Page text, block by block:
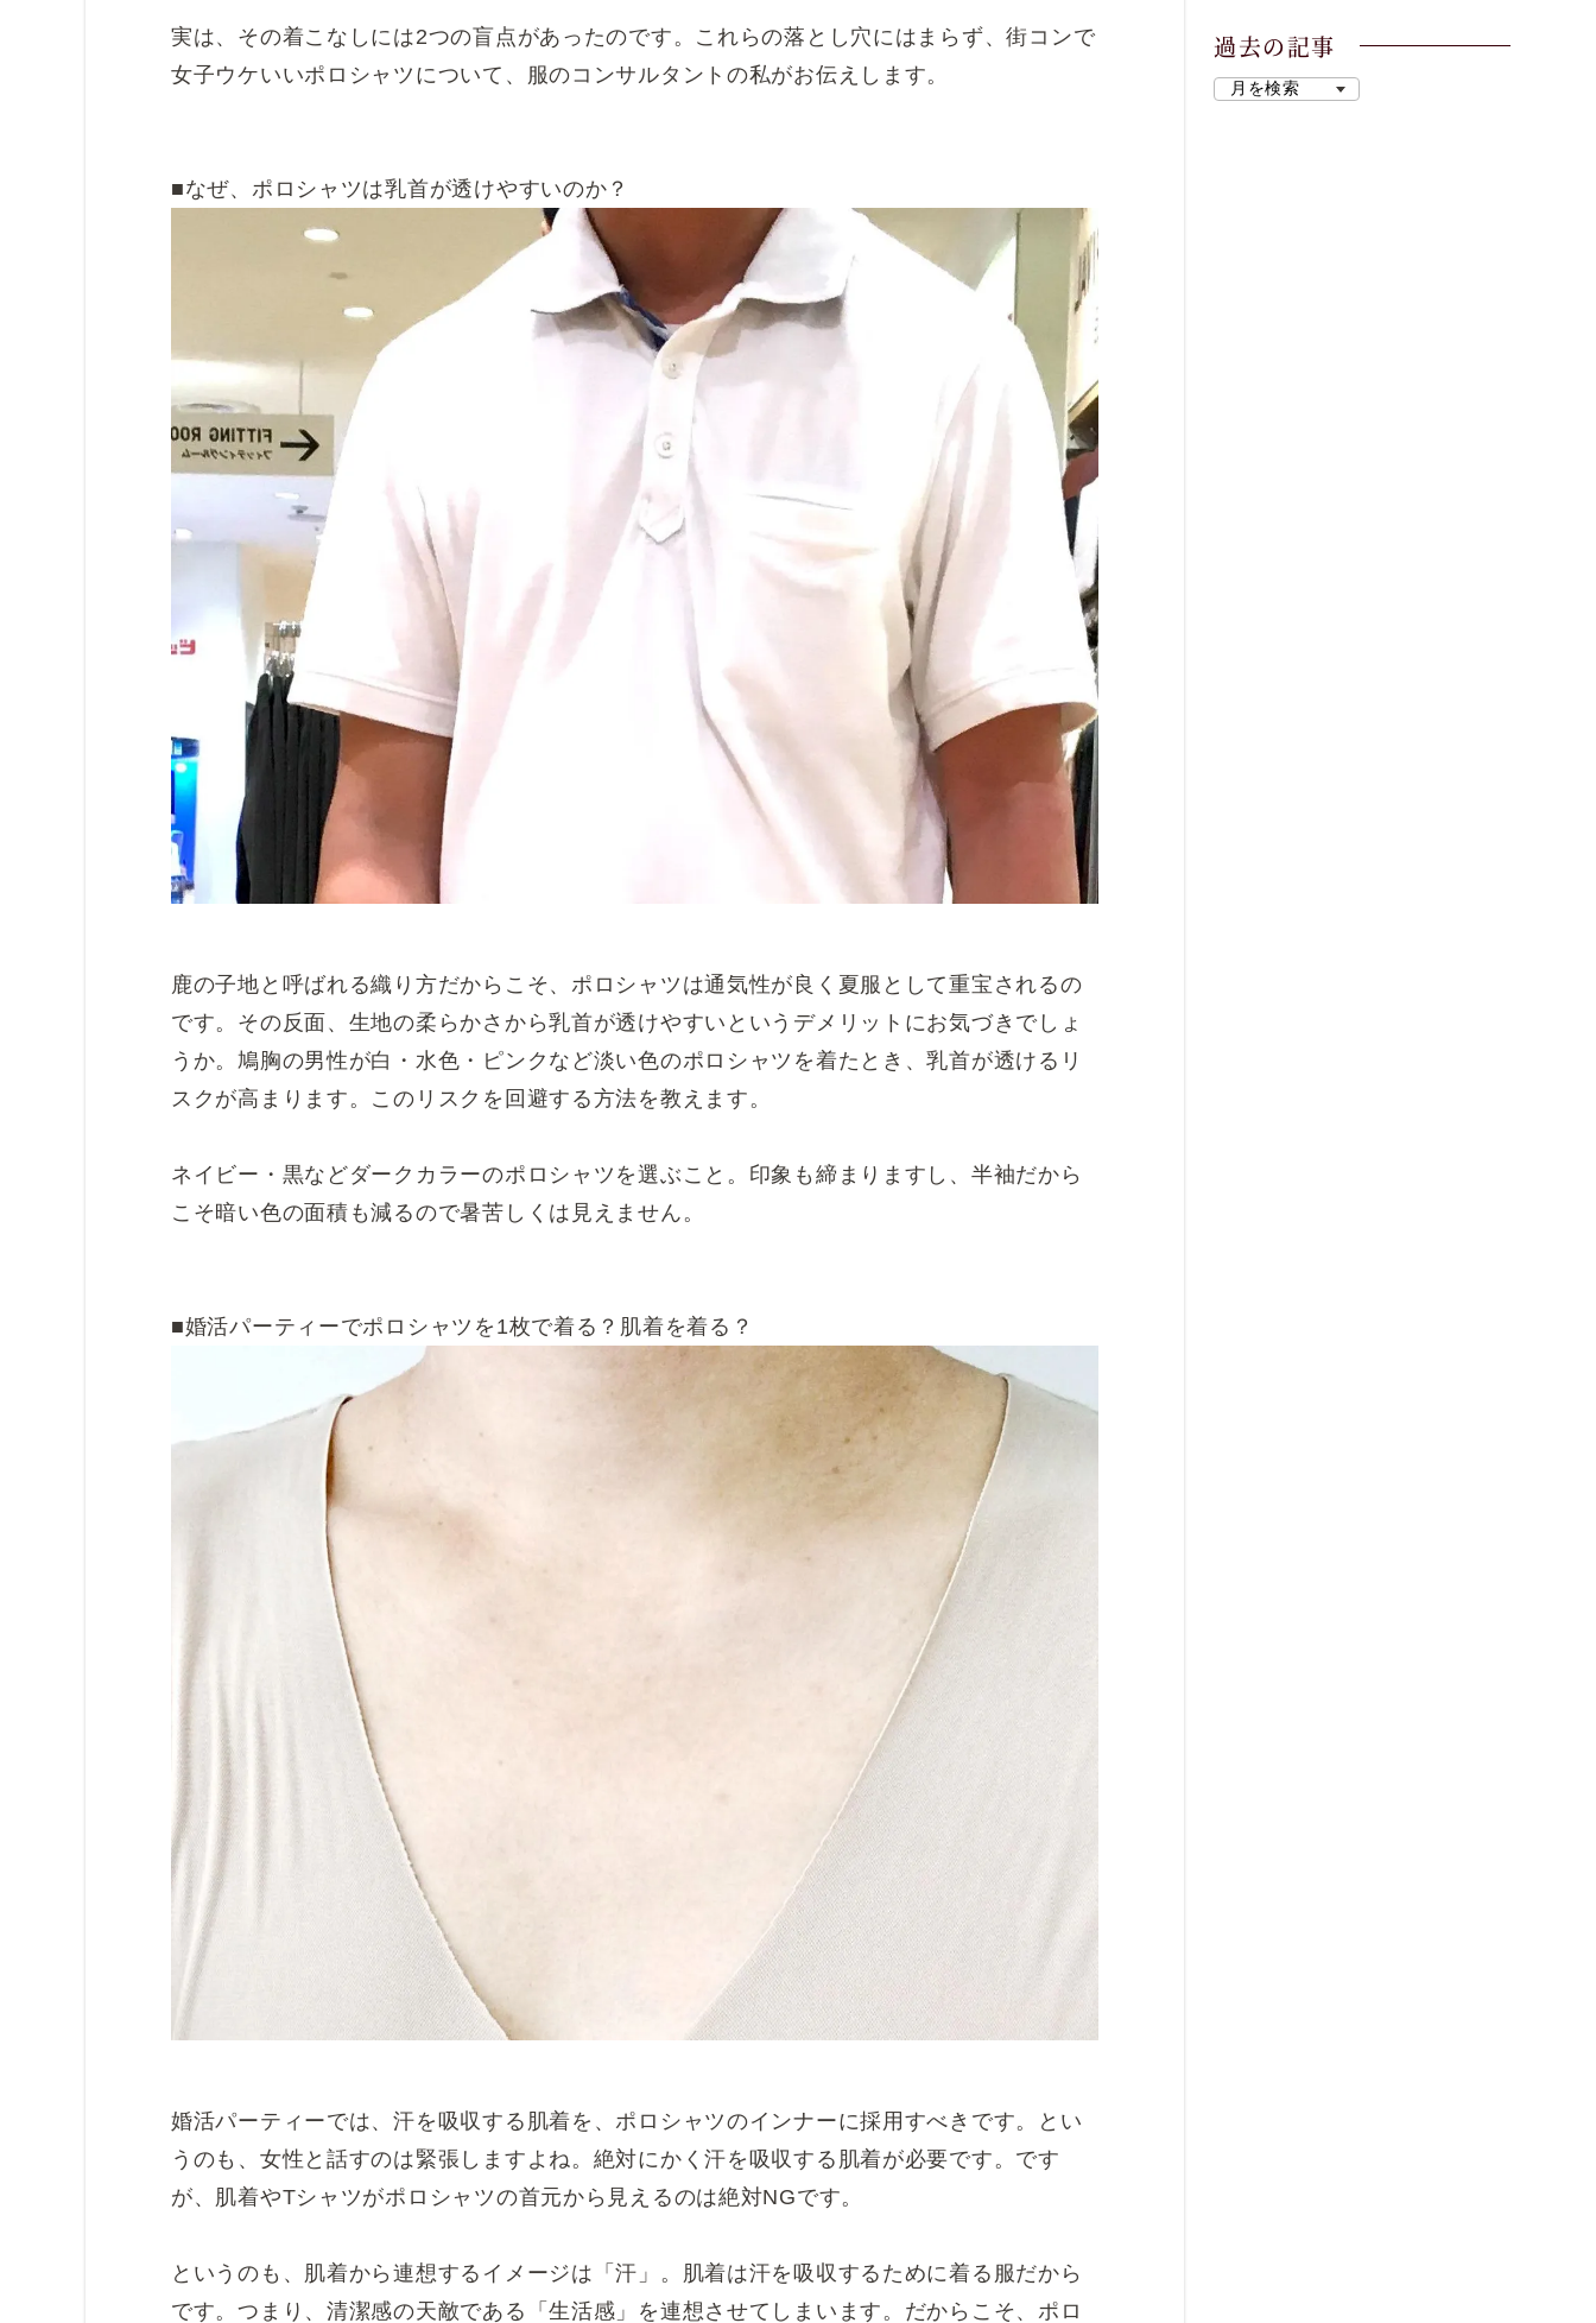
実は、その着こなしには2つの盲点があったのです。これらの落とし穴にはまらず、街コンで
女子ウケいいポロシャツについて、服のコンサルタントの私がお伝えします。
■なぜ、ポロシャツは乳首が透けやすいのか？
鹿の子地と呼ばれる織り方だからこそ、ポロシャツは通気性が良く夏服として重宝されるの
です。その反面、生地の柔らかさから乳首が透けやすいというデメリットにお気づきでしょ
うか。鳩胸の男性が白・水色・ピンクなど淡い色のポロシャツを着たとき、乳首が透けるリ
スクが高まります。このリスクを回避する方法を教えます。
ネイビー・黒などダークカラーのポロシャツを選ぶこと。印象も締まりますし、半袖だから
こそ暗い色の面積も減るので暑苦しくは見えません。
■婚活パーティーでポロシャツを1枚で着る？肌着を着る？
婚活パーティーでは、汗を吸収する肌着を、ポロシャツのインナーに採用すべきです。とい
うのも、女性と話すのは緊張しますよね。絶対にかく汗を吸収する肌着が必要です。です
が、肌着やTシャツがポロシャツの首元から見えるのは絶対NGです。
というのも、肌着から連想するイメージは「汗」。肌着は汗を吸収するために着る服だから
です。つまり、清潔感の天敵である「生活感」を連想させてしまいます。だからこそ、ポロ
過去の記事